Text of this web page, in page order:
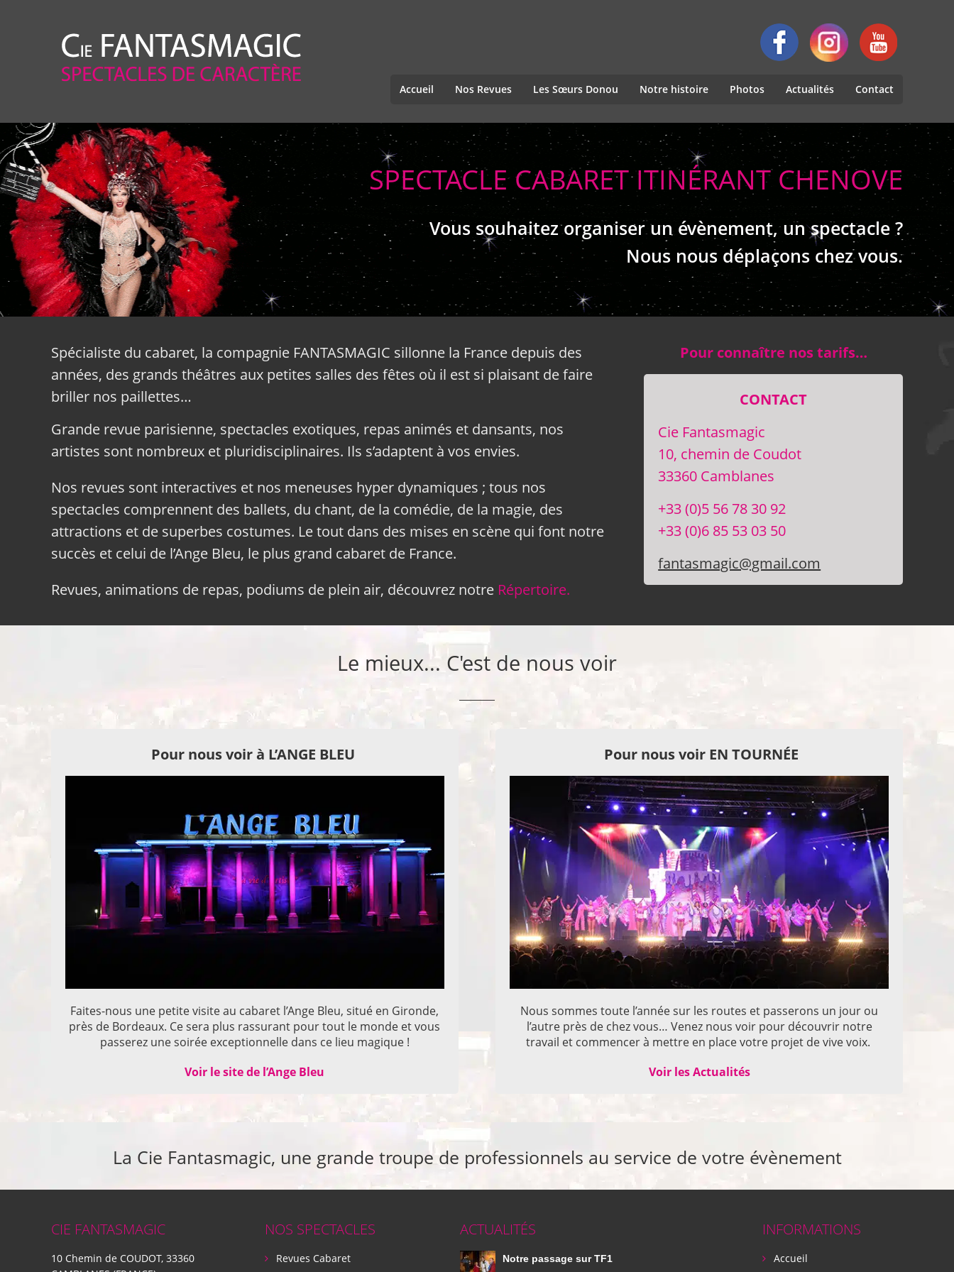
Accueil Nos Revues Les Sœurs Donou Notre histoire Photos Actualités Contact
SPECTACLE CABARET ITINÉRANT CHENOVE
Vous souhaitez organiser un évènement, un spectacle ?
Nous nous déplaçons chez vous.
Spécialiste du cabaret, la compagnie FANTASMAGIC sillonne la France depuis des
années, des grands théâtres aux petites salles des fêtes où il est si plaisant de faire
briller nos paillettes…
Grande revue parisienne, spectacles exotiques, repas animés et dansants, nos
artistes sont nombreux et pluridisciplinaires. Ils s’adaptent à vos envies.
Nos revues sont interactives et nos meneuses hyper dynamiques ; tous nos
spectacles comprennent des ballets, du chant, de la comédie, de la magie, des
attractions et de superbes costumes. Le tout dans des mises en scène qui font notre
succès et celui de l’Ange Bleu, le plus grand cabaret de France.
Revues, animations de repas, podiums de plein air, découvrez notre Répertoire.
Pour connaître nos tarifs…
CONTACT
Cie Fantasmagic
10, chemin de Coudot
33360 Camblanes
+33 (0)5 56 78 30 92
+33 (0)6 85 53 03 50
fantasmagic@gmail.com
Le mieux... C'est de nous voir
Pour nous voir à L’ANGE BLEU
Faites-nous une petite visite au cabaret l’Ange Bleu, situé en Gironde,
près de Bordeaux. Ce sera plus rassurant pour tout le monde et vous
passerez une soirée exceptionnelle dans ce lieu magique !
Voir le site de l’Ange Bleu
Pour nous voir EN TOURNÉE
Nous sommes toute l’année sur les routes et passerons un jour ou
l’autre près de chez vous… Venez nous voir pour découvrir notre
travail et commencer à mettre en place votre projet de vive voix.
Voir les Actualités
La Cie Fantasmagic, une grande troupe de professionnels au service de votre évènement
CIE FANTASMAGIC
10 Chemin de COUDOT, 33360
NOS SPECTACLES
Revues Cabaret
ACTUALITÉS
Notre passage sur TF1
INFORMATIONS
Accueil